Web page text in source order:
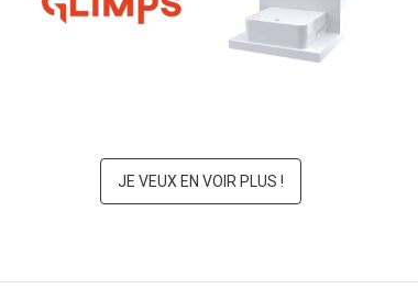
TYREX x GLIMPS
JE VEUX EN VOIR PLUS !